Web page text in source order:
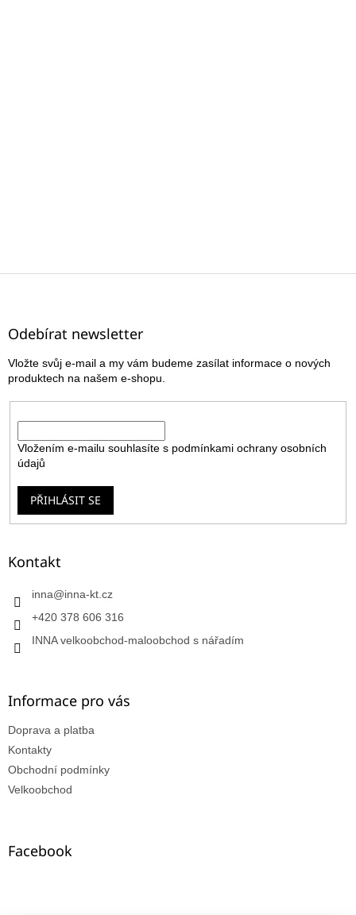
Z
Odebírat newsletter
Vložte svůj e-mail a my vám budeme zasílat informace o nových
produktech na našem e-shopu.
Vložením e-mailu souhlasíte s podmínkami ochrany osobních
údajů
PŘIHLÁSIT SE
Kontakt
inna@inna-kt.cz
+420 378 606 316
INNA velkoobchod-maloobchod s nářadím
Informace pro vás
Doprava a platba
Kontakty
Obchodní podmínky
Velkoobchod
Facebook